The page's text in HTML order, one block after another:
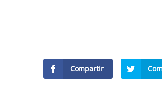
Compartir